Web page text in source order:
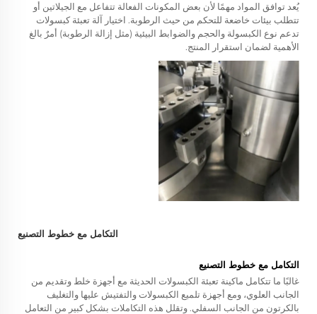
يُعد توافق المواد مهمًا لأن بعض المكونات الفعالة تتفاعل مع الجيلاتين أو
تتطلب بيئات خاضعة للتحكم من حيث الرطوبة. اختيار آلة تعبئة كبسولات
تدعم نوع الكبسولة والحجم والضوابط البيئية (مثل إزالة الرطوبة) أمرٌ بالغ
الأهمية لضمان استقرار المنتج.
التكامل مع خطوط التصنيع
التكامل مع خطوط التصنيع
غالبًا ما تتكامل ماكينة تعبئة الكبسولات الحديثة مع أجهزة خلط وتقديم من
الجانب العلوي، ومع أجهزة تلميع الكبسولات والتفتيش عليها والتغليف
بالكرتون من الجانب السفلي. وتقلل هذه التكاملات بشكل كبير من التعامل